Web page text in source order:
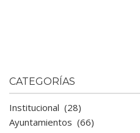
CATEGORÍAS
Institucional (28)
Ayuntamientos (66)